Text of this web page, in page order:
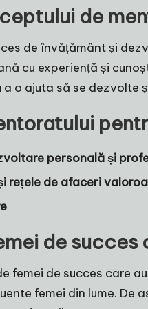
de
de învățământ și
cu experiență și
o ajuta să se dezvolte
personală și
rețele de afaceri
de
femei de succes care
femei din lume. De